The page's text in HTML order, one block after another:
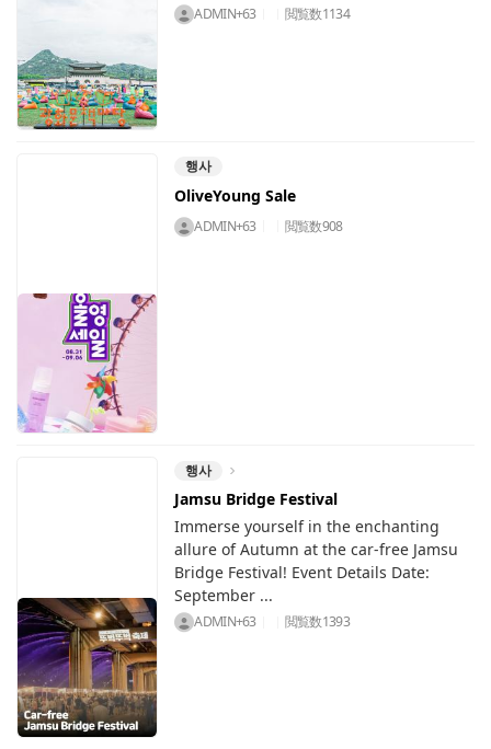
ADMIN+63 閲覧数1134
행사
OliveYoung Sale
ADMIN+63 閲覧数908
행사
Jamsu Bridge Festival
Immerse yourself in the enchanting
allure of Autumn at the car-free Jamsu
Bridge Festival! Event Details Date:
September ...
ADMIN+63 閲覧数1393